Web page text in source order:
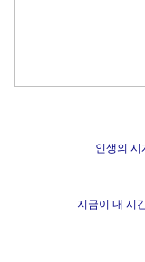
인생의 시
지금이 내 시